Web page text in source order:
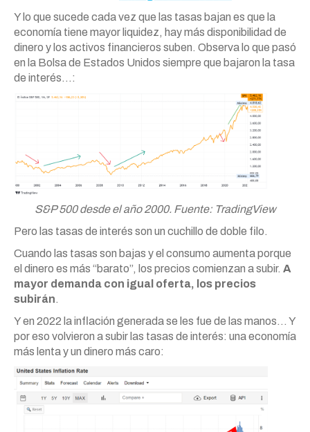
Y lo que sucede cada vez que las tasas bajan es que la
economía tiene mayor liquidez, hay más disponibilidad de
dinero y los activos financieros suben. Observa lo que pasó
en la Bolsa de Estados Unidos siempre que bajaron la tasa
de interés…:
S&P 500 desde el año 2000. Fuente: TradingView
Pero las tasas de interés son un cuchillo de doble filo.
Cuando las tasas son bajas y el consumo aumenta porque
el dinero es más “barato”, los precios comienzan a subir. A
mayor demanda con igual oferta, los precios
subirán.
Y en 2022 la inflación generada se les fue de las manos… Y
por eso volvieron a subir las tasas de interés: una economía
más lenta y un dinero más caro: